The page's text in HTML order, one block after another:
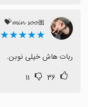
🎀𝓶𝓲𝓷 𝓼𝓸𝓸💝
★★★★★
ربات هاش خیلی نوبن.
۳۶ ۱۱